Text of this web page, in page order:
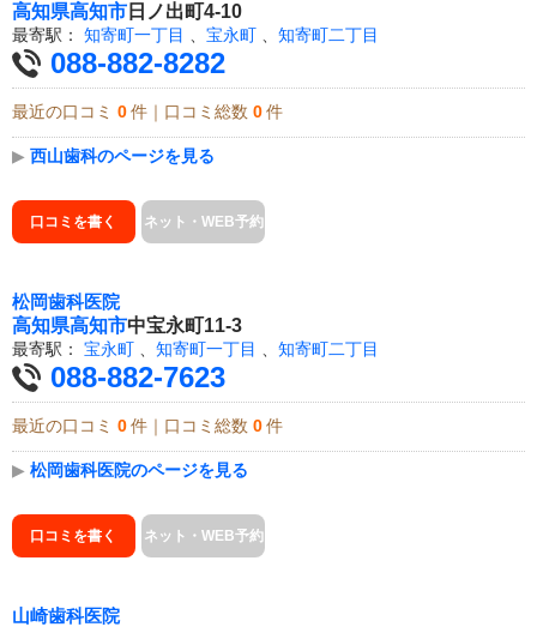
高知県高知市 日ノ出町4-10
最寄駅： 知寄町一丁目 宝永町 知寄町二丁目
088-882-8282
最近の口コミ 0 件｜口コミ総数 0 件
▶ 西山歯科のページを見る
口コミを書く ネット・WEB予約
松岡歯科医院
高知県高知市中宝永町11-3
最寄駅： 宝永町 知寄町一丁目 知寄町二丁目
088-882-7623
最近の口コミ 0 件｜口コミ総数 0 件
▶ 松岡歯科医院のページを見る
口コミを書く ネット・WEB予約
山崎歯科医院